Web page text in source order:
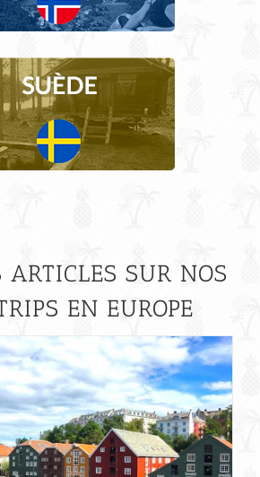
ARTICLES SUR NOS
EN EUROPE